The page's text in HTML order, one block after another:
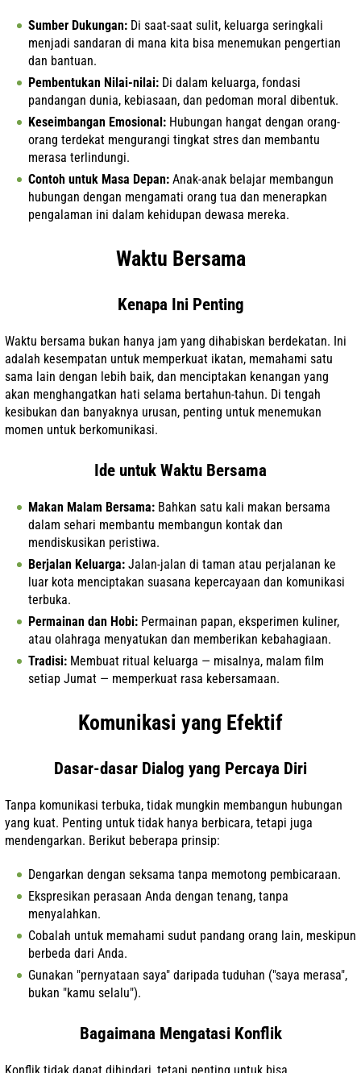
Sumber Dukungan: Di saat-saat sulit, keluarga seringkali
menjadi sandaran di mana kita bisa menemukan pengertian
dan bantuan.
Pembentukan Nilai-nilai: Di dalam keluarga, fondasi
pandangan dunia, kebiasaan, dan pedoman moral dibentuk.
Keseimbangan Emosional: Hubungan hangat dengan orang-
orang terdekat mengurangi tingkat stres dan membantu
merasa terlindungi.
Contoh untuk Masa Depan: Anak-anak belajar membangun
hubungan dengan mengamati orang tua dan menerapkan
pengalaman ini dalam kehidupan dewasa mereka.
Waktu Bersama
Kenapa Ini Penting
Waktu bersama bukan hanya jam yang dihabiskan berdekatan. Ini
adalah kesempatan untuk memperkuat ikatan, memahami satu
sama lain dengan lebih baik, dan menciptakan kenangan yang
akan menghangatkan hati selama bertahun-tahun. Di tengah
kesibukan dan banyaknya urusan, penting untuk menemukan
momen untuk berkomunikasi.
Ide untuk Waktu Bersama
Makan Malam Bersama: Bahkan satu kali makan bersama
dalam sehari membantu membangun kontak dan
mendiskusikan peristiwa.
Berjalan Keluarga: Jalan-jalan di taman atau perjalanan ke
luar kota menciptakan suasana kepercayaan dan komunikasi
terbuka.
Permainan dan Hobi: Permainan papan, eksperimen kuliner,
atau olahraga menyatukan dan memberikan kebahagiaan.
Tradisi: Membuat ritual keluarga — misalnya, malam film
setiap Jumat — memperkuat rasa kebersamaan.
Komunikasi yang Efektif
Dasar-dasar Dialog yang Percaya Diri
Tanpa komunikasi terbuka, tidak mungkin membangun hubungan
yang kuat. Penting untuk tidak hanya berbicara, tetapi juga
mendengarkan. Berikut beberapa prinsip:
Dengarkan dengan seksama tanpa memotong pembicaraan.
Ekspresikan perasaan Anda dengan tenang, tanpa
menyalahkan.
Cobalah untuk memahami sudut pandang orang lain, meskipun
berbeda dari Anda.
Gunakan "pernyataan saya" daripada tuduhan ("saya merasa",
bukan "kamu selalu").
Bagaimana Mengatasi Konflik